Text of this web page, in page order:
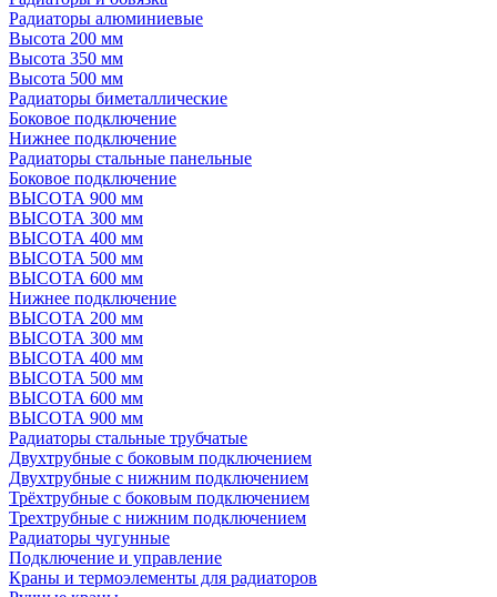
Радиаторы алюминиевые
Высота 200 мм
Высота 350 мм
Высота 500 мм
Радиаторы биметаллические
Боковое подключение
Нижнее подключение
Радиаторы стальные панельные
Боковое подключение
ВЫСОТА 900 мм
ВЫСОТА 300 мм
ВЫСОТА 400 мм
ВЫСОТА 500 мм
ВЫСОТА 600 мм
Нижнее подключение
ВЫСОТА 200 мм
ВЫСОТА 300 мм
ВЫСОТА 400 мм
ВЫСОТА 500 мм
ВЫСОТА 600 мм
ВЫСОТА 900 мм
Радиаторы стальные трубчатые
Двухтрубные с боковым подключением
Двухтрубные с нижним подключением
Трёхтрубные с боковым подключением
Трехтрубные с нижним подключением
Радиаторы чугунные
Подключение и управление
Краны и термоэлементы для радиаторов